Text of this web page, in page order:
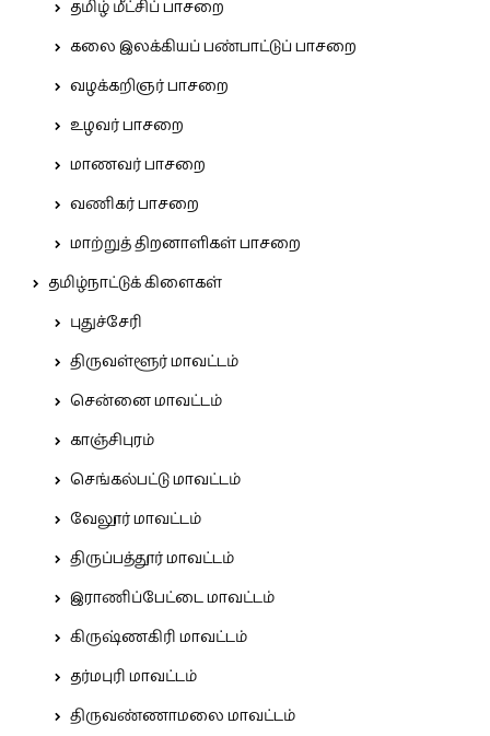
தமிழ் மீட்சிப் பாசறை
கலை இலக்கியப் பண்பாட்டுப் பாசறை
வழக்கறிஞர் பாசறை
உழவர் பாசறை
மாணவர் பாசறை
வணிகர் பாசறை
மாற்றுத் திறனாளிகள் பாசறை
தமிழ்நாட்டுக் கிளைகள்
புதுச்சேரி
திருவள்ளூர் மாவட்டம்
சென்னை மாவட்டம்
காஞ்சிபுரம்
செங்கல்பட்டு மாவட்டம்
வேலூர் மாவட்டம்
திருப்பத்தூர் மாவட்டம்
இராணிப்பேட்டை மாவட்டம்
கிருஷ்ணகிரி மாவட்டம்
தர்மபுரி மாவட்டம்
திருவண்ணாமலை மாவட்டம்